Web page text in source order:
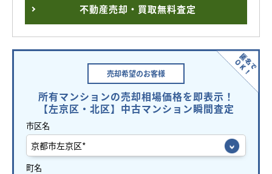
不動産売却・買取無料査定
売却希望のお客様
所有マンションの売却相場価格を即表示！
【左京区・北区】中古マンション瞬間査定
市区名
町名